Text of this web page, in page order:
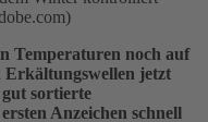
Temperaturen noch auf
Erkältungswellen jetzt
sortierte
Anzeichen schnell